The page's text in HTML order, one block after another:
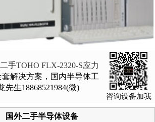
手TOHO FLX-2320-S应力
解决方案，国内半导体工
生18868521984(微)
咨询设备加我
国外二手半导体设备